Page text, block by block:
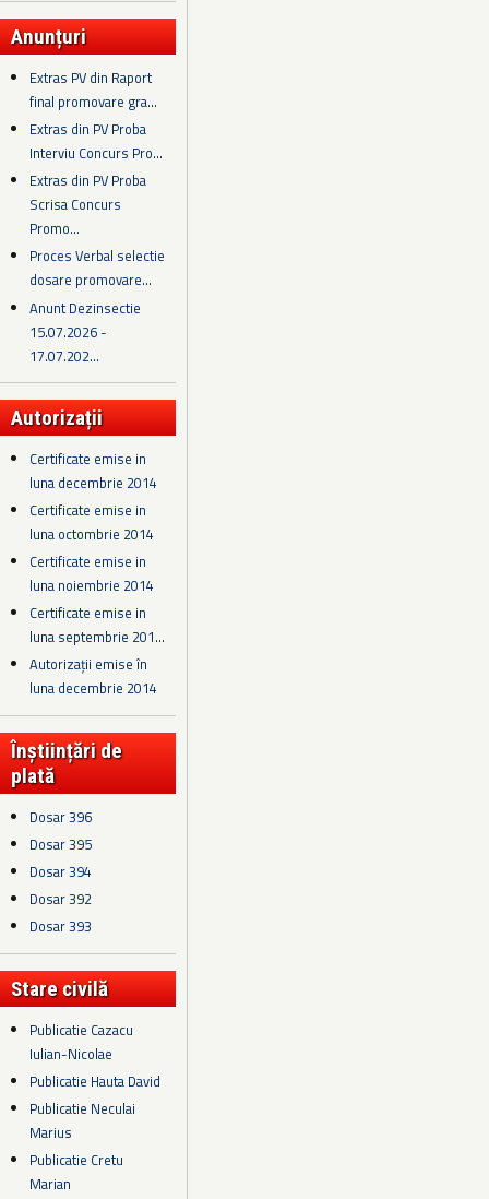
Anunțuri
Extras PV din Raport
final promovare gra...
Extras din PV Proba
Interviu Concurs Pro...
Extras din PV Proba
Scrisa Concurs
Promo...
Proces Verbal selectie
dosare promovare...
Anunt Dezinsectie
15.07.2026 -
17.07.202...
Autorizații
Certificate emise in
luna decembrie 2014
Certificate emise in
luna octombrie 2014
Certificate emise in
luna noiembrie 2014
Certificate emise in
luna septembrie 201...
Autorizații emise în
luna decembrie 2014
Înștiințări de
plată
Dosar 396
Dosar 395
Dosar 394
Dosar 392
Dosar 393
Stare civilă
Publicatie Cazacu
Iulian-Nicolae
Publicatie Hauta David
Publicatie Neculai
Marius
Publicatie Cretu
Marian